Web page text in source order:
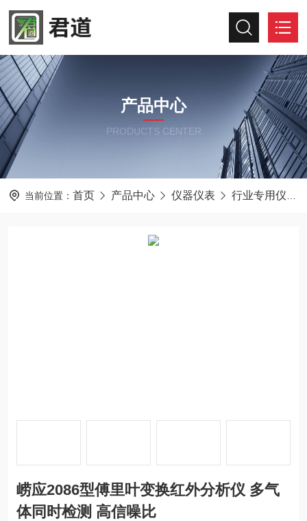
产品中心
PRODUCTS CENTER
当前位置： 首页 产品中心 仪器仪表 行业专用仪器仪表
崂应2086型傅里叶变换红外分析仪 多气
体同时检测 高信噪比